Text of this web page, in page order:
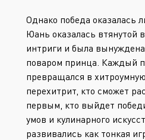
Однако победа оказалась
Юань оказалась втянутой
интриги и была
поваром принца. Каждый
превращался в
перехитрит, кто сможет
первым, кто выйдет
умов и кулинарного
развивались как тонкая